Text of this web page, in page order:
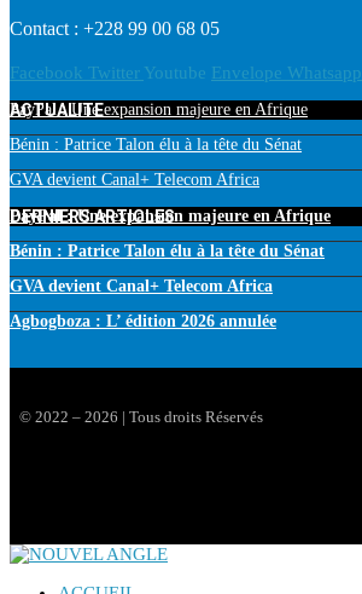
Contact : +228 99 00 68 05
Facebook Twitter Youtube Envelope Whatsapp
ACTUALITE
PayPal : Une expansion majeure en Afrique
Bénin : Patrice Talon élu à la tête du Sénat
GVA devient Canal+ Telecom Africa
DERNIERS ARTICLES
PayPal : Une expansion majeure en Afrique
Bénin : Patrice Talon élu à la tête du Sénat
GVA devient Canal+ Telecom Africa
Agbogboza : L’ édition 2026 annulée
© 2022 – 2026 | Tous droits Réservés